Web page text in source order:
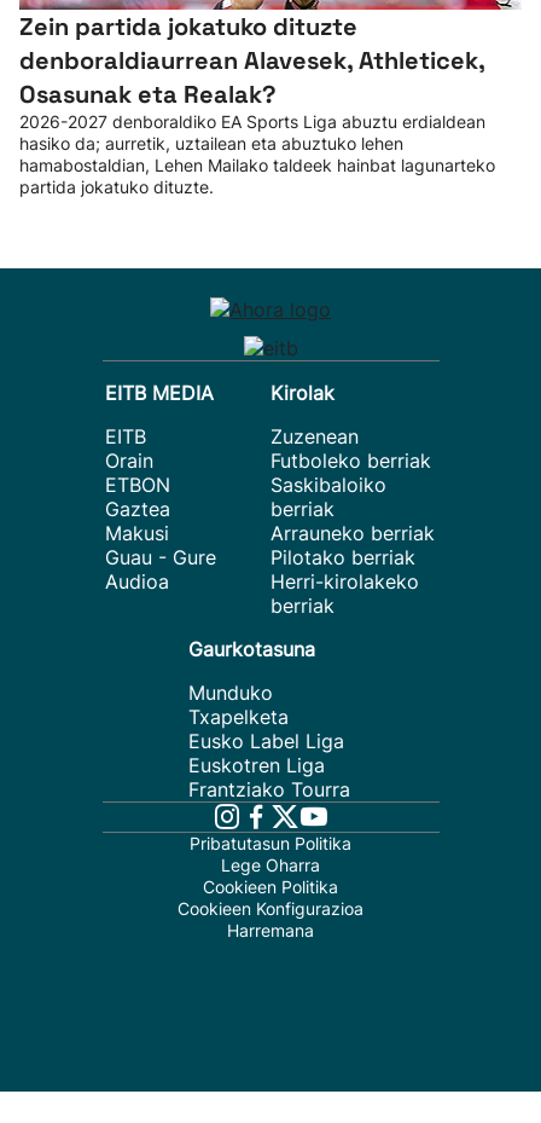
Zein partida jokatuko dituzte
denboraldiaurrean Alavesek, Athleticek,
Osasunak eta Realak?
2026-2027 denboraldiko EA Sports Liga abuztu erdialdean
hasiko da; aurretik, uztailean eta abuztuko lehen
hamabostaldian, Lehen Mailako taldeek hainbat lagunarteko
partida jokatuko dituzte.
EITB MEDIA
EITB
Orain
ETBON
Gaztea
Makusi
Guau - Gure
Audioa
Kirolak
Zuzenean
Futboleko berriak
Saskibaloiko
berriak
Arrauneko berriak
Pilotako berriak
Herri-kirolakeko
berriak
Gaurkotasuna
Munduko
Txapelketa
Eusko Label Liga
Euskotren Liga
Frantziako Tourra
Pribatutasun Politika
Lege Oharra
Cookieen Politika
Cookieen Konfigurazioa
Harremana